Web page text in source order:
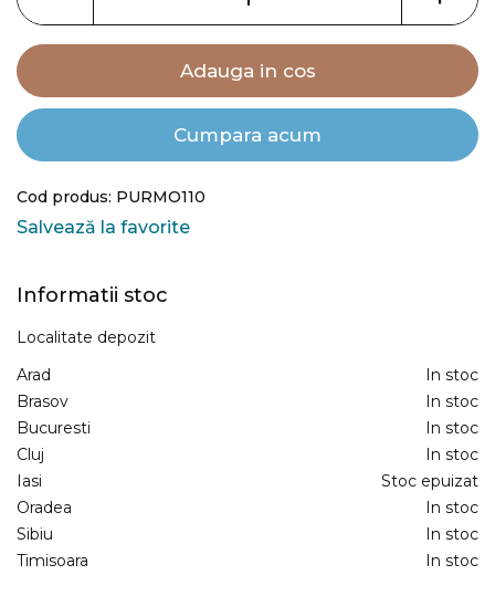
gallery
Adauga in cos
Cumpara acum
Cod produs: PURMO110
Salvează la favorite
Informatii stoc
Localitate depozit
Arad
In stoc
Brasov
In stoc
Bucuresti
In stoc
Cluj
In stoc
Iasi
Stoc epuizat
Oradea
In stoc
Sibiu
In stoc
Timisoara
In stoc